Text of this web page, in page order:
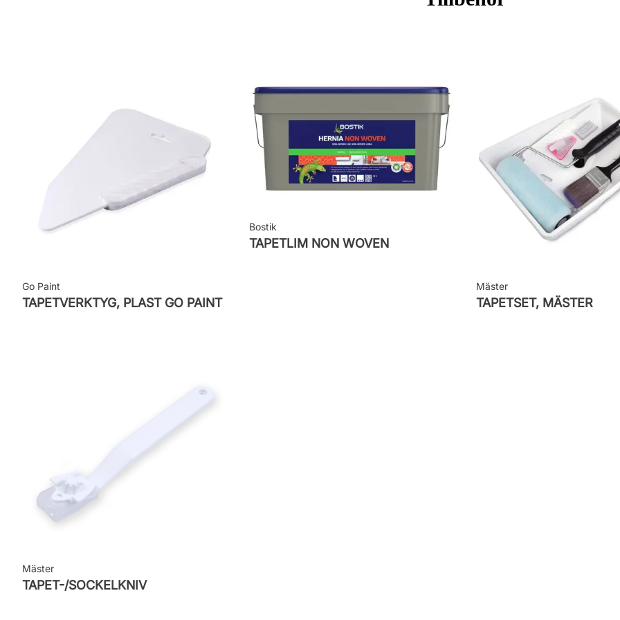
Go Paint
TAPETVERKTYG, PLAST GO PAINT
Bostik
TAPETLIM NON WOVEN
Mäster
TAPETSET, MÄSTER
Mäster
TAPET-/SOCKELKNIV